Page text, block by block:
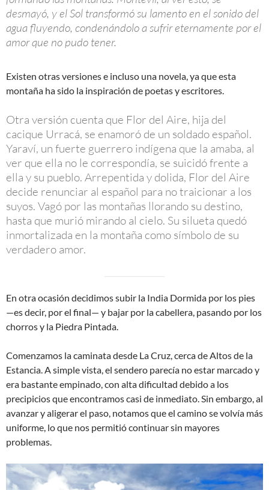
desmayó, y el Sol transformó su lamento en el sonido del
agua fluyendo, condenándolo a sufrir eternamente por el
amor que no pudo tener.
Existen otras versiones e incluso una novela, ya que esta
montaña ha sido la inspiración de poetas y escritores.
Otra versión cuenta que Flor del Aire, hija del
cacique Urracá, se enamoró de un soldado español.
Yaraví, un fuerte guerrero indígena que la amaba, al
ver que ella no le correspondía, se suicidó frente a
ella y su pueblo. Arrepentida y dolida, Flor del Aire
decide renunciar al español para no traicionar a los
suyos. Vagó por las montañas llorando su destino,
hasta que murió mirando al cielo. Su silueta quedó
inmortalizada en la montaña como símbolo de su
verdadero amor.
En otra ocasión decidimos subir la India Dormida por los pies
—es decir, por el final— y bajar por la cabellera, pasando por los
chorros y la Piedra Pintada.
Comenzamos la caminata desde La Cruz, cerca de Altos de la
Estancia. A simple vista, el sendero parecía no estar marcado y
era bastante empinado, con alta dificultad debido a los
precipicios que encontramos casi de inmediato. Sin embargo, al
avanzar y aligerar el paso, notamos que el camino se volvía más
uniforme, lo que nos permitió continuar sin mayores
problemas.